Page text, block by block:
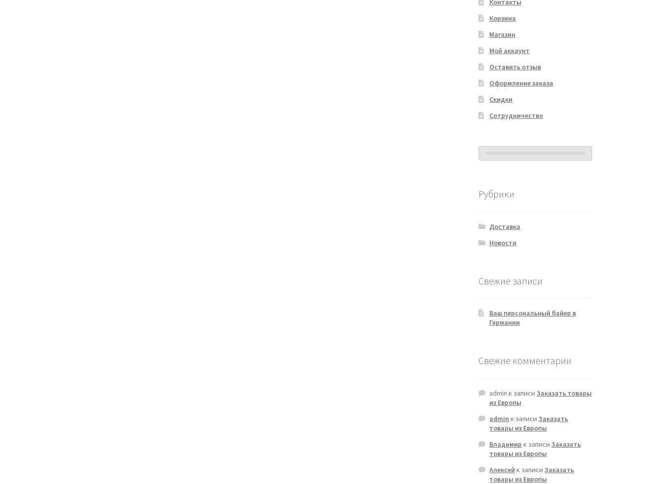
Контакты
Корзина
Магазин
Мой аккаунт
Оставить отзыв
Оформление заказа
Скидки
Сотрудничество
Рубрики
Доставка
Новости
Свежие записи
Ваш персональный байер в
Германии
Свежие комментарии
admin к записиЗаказать товары
из Европы
admin к записиЗаказать
товары из Европы
Владимир к записиЗаказать
товары из Европы
Алексей к записиЗаказать
товары из Европы